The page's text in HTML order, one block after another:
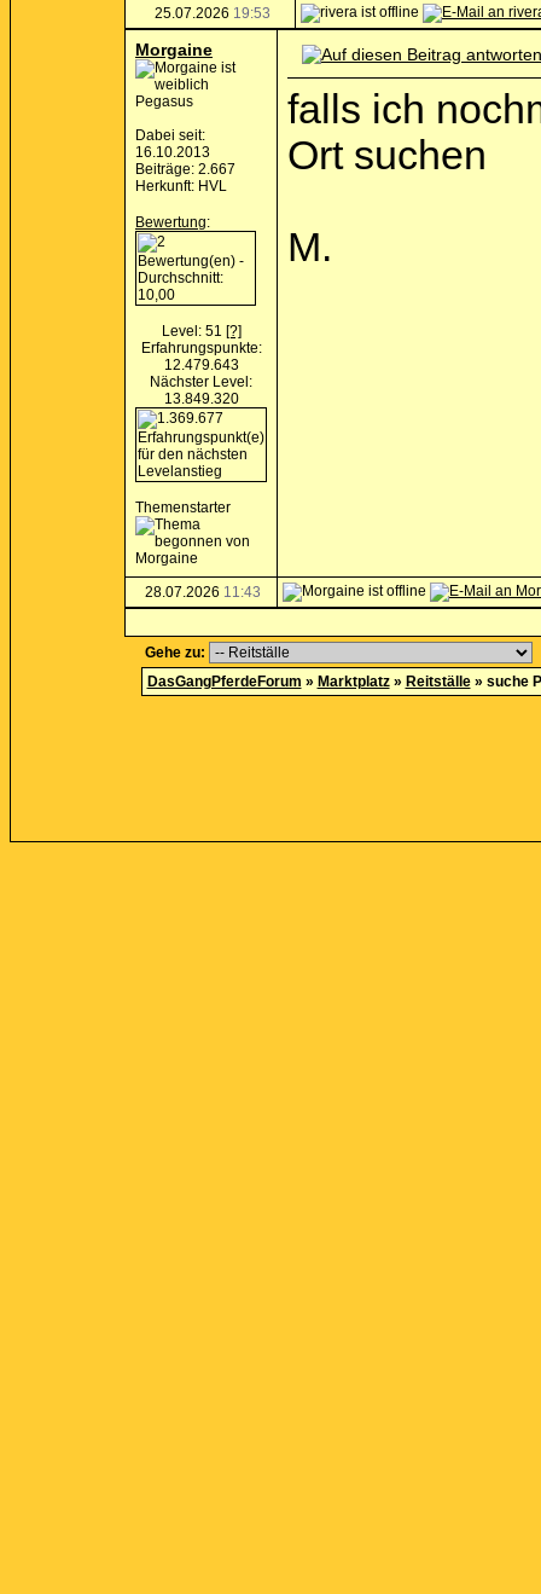
25.07.2026 19:53
Morgaine
Pegasus
Dabei seit:
16.10.2013
Beiträge: 2.667
Herkunft: HVL
Bewertung:
Level: 51 [?]
Erfahrungspunkte:
12.479.643
Nächster Level:
13.849.320
Themenstarter
falls ich
Ort suchen
M.
28.07.2026 11:43
Gehe zu:
DasGangPferdeForum » Marktplatz» Reitställe» suche